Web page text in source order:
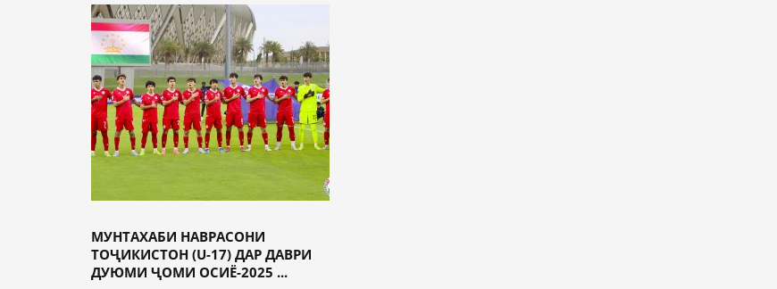
МУНТАХАБИ НАВРАСОНИ
ТОҶИКИСТОН (U-17) ДАР ДАВРИ
ДУЮМИ ҶОМИ ОСИЁ-2025 ...